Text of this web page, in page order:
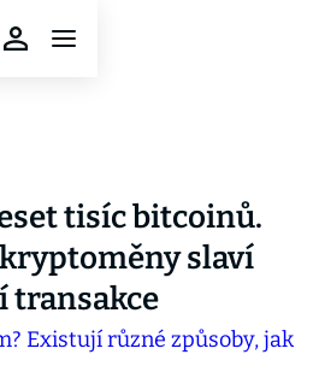
tisíc bitcoinů.
slaví
transakce